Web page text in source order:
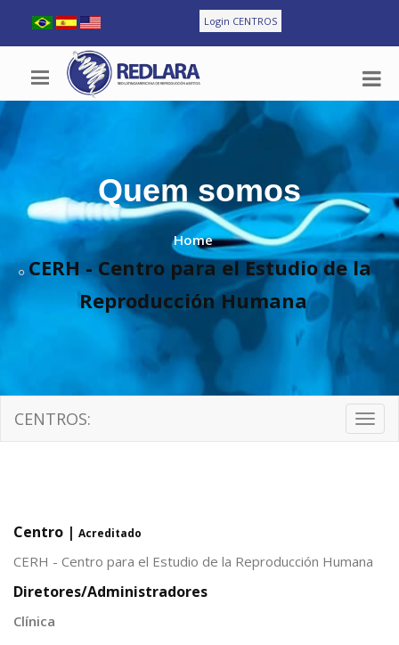
Login CENTROS
Quem somos
Home
CERH - Centro para el Estudio de la
Reproducción Humana
CENTROS:
Centro | Acreditado
CERH - Centro para el Estudio de la Reproducción Humana
Diretores/Administradores
Clínica